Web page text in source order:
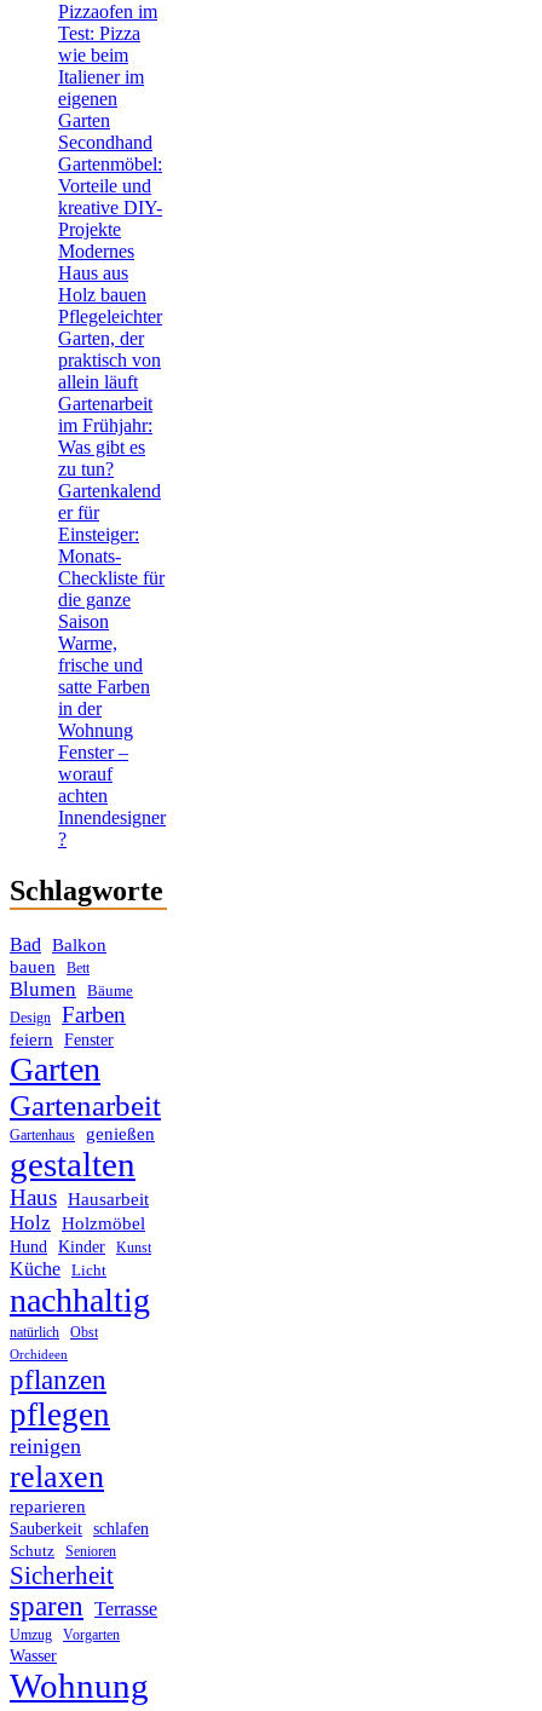
Pizzaofen im
Test: Pizza
wie beim
Italiener im
eigenen
Garten
Secondhand
Gartenmöbel:
Vorteile und
kreative DIY-
Projekte
Modernes
Haus aus
Holz bauen
Pflegeleichter
Garten, der
praktisch von
allein läuft
Gartenarbeit
im Frühjahr:
Was gibt es
zu tun?
Gartenkalend
er für
Einsteiger:
Monats-
Checkliste für
die ganze
Saison
Warme,
frische und
satte Farben
in der
Wohnung
Fenster –
worauf
achten
Innendesigner
?
Schlagworte
Bad
Balkon
bauen
Bett
Blumen Bäume
Design Farben
feiern Fenster
Garten
Gartenarbeit
Gartenhaus genießen
gestalten
Haus Hausarbeit
Holz Holzmöbel
Hund Kinder Kunst
Küche Licht
nachhaltig
natürlich Obst
Orchideen
pflanzen
pflegen
reinigen
relaxen
reparieren
Sauberkeit schlafen
Schutz Senioren
Sicherheit
sparen Terrasse
Umzug Vorgarten
Wasser
Wohnung